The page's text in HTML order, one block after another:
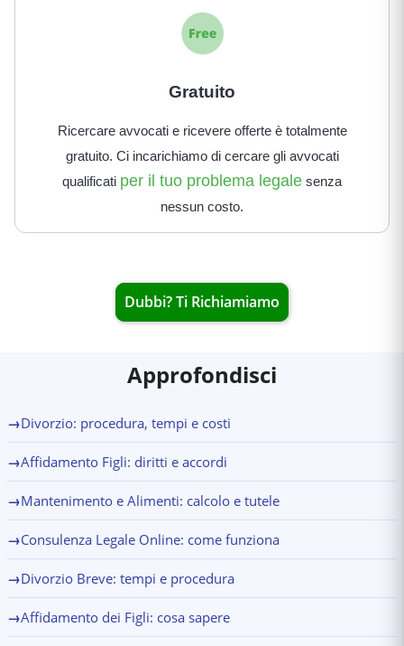
Gratuito
Ricercare avvocati e ricevere offerte è totalmente
gratuito. Ci incarichiamo di cercare gli avvocati
qualificati per il tuo problema legale senza
nessun costo.
Dubbi? Ti Richiamiamo
Approfondisci
→Divorzio: procedura, tempi e costi
→Affidamento Figli: diritti e accordi
→Mantenimento e Alimenti: calcolo e tutele
→Consulenza Legale Online: come funziona
→Divorzio Breve: tempi e procedura
→Affidamento dei Figli: cosa sapere